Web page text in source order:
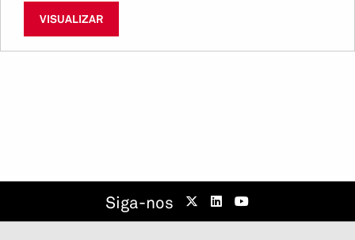
VISUALIZAR
Siga-nos